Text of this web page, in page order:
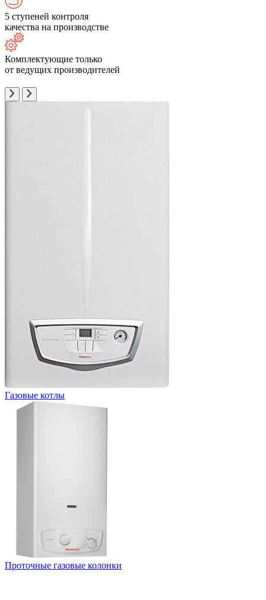
5 ступеней контроля
качества на производстве
Комплектующие только
от ведущих производителей
Газовые котлы
Проточные газовые колонки